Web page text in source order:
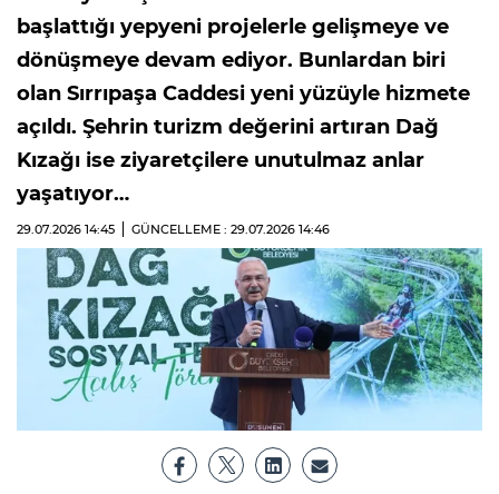
başlattığı yepyeni projelerle gelişmeye ve
dönüşmeye devam ediyor. Bunlardan biri
olan Sırrıpaşa Caddesi yeni yüzüyle hizmete
açıldı. Şehrin turizm değerini artıran Dağ
Kızağı ise ziyaretçilere unutulmaz anlar
yaşatıyor…
29.07.2026 14:45 GÜNCELLEME : 29.07.2026 14:46